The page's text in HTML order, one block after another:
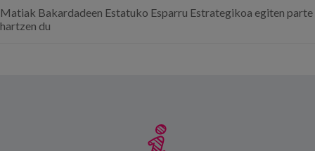
Matiak Bakardadeen Estatuko Esparru Estrategikoa egiten parte
hartzen du